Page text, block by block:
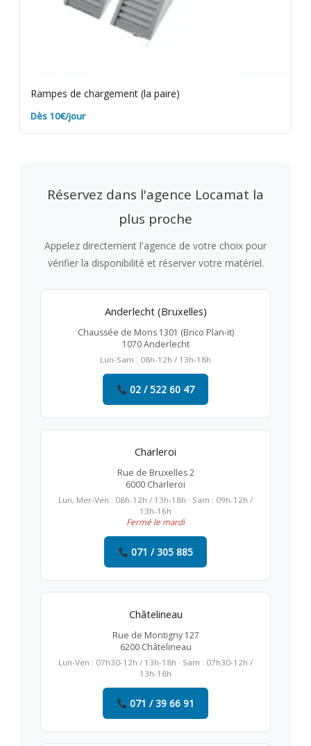
Rampes de chargement (la paire)
Dès 10€/jour
Réservez dans l'agence Locamat la
plus proche
Appelez directement l'agence de votre choix pour
vérifier la disponibilité et réserver votre matériel.
Anderlecht (Bruxelles)
Chaussée de Mons 1301 (Brico Plan-it)
1070 Anderlecht
Lun-Sam : 08h-12h / 13h-18h
02 / 522 60 47
Charleroi
Rue de Bruxelles 2
6000 Charleroi
Lun, Mer-Ven : 08h-12h / 13h-18h · Sam : 09h-12h /
13h-16h
Fermé le mardi
071 / 305 885
Châtelineau
Rue de Montigny 127
6200 Châtelineau
Lun-Ven : 07h30-12h / 13h-18h · Sam : 07h30-12h /
13h-18h
071 / 39 66 91